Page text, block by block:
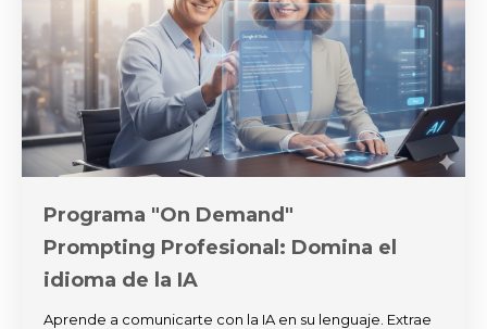
Programa "On Demand"
Prompting Profesional: Domina el
idioma de la IA
Aprende a comunicarte con la IA en su lenguaje. Extrae